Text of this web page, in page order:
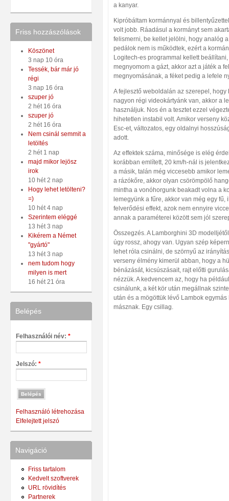
Friss hozzászólások
Köszönet
3 nap 10 óra
Tessék, bár már jó
régi
3 nap 16 óra
szuper jó
2 hét 16 óra
szuper jó
2 hét 16 óra
Nem csinál semmit a
letöltés
2 hét 1 nap
majd mikor lejösz
irok
10 hét 2 nap
Hogy lehet letölteni?
=)
10 hét 4 nap
Szerintem eléggé
13 hét 3 nap
Kikérem a Német
"gyártó"
13 hét 3 nap
nem tudom hogy
milyen is mert
16 hét 21 óra
Belépés
Felhasználói név: *
Jelszó: *
Felhasználó létrehozása
Elfelejtett jelszó
Navigáció
Friss tartalom
Kedvelt szoftverek
URL rövidítés
Partnerek
a kanyar.
Kipróbáltam kormánnyal és
volt jobb. Ráadásul a kormányt sem
felismerni, be kellet jelölni, hogy analóg
pedálok nem is működtek, ezért a
Logitech-es programmal kellett
megnyomom a gázt, akkor azt a játék a
megnyomásának, a féket pedig a lefele
A fejlesztő weboldalán az szerepel, hogy
nagyon régi videokártyánk van, akkor a
használjuk. Nos én a tesztet ezzel
hihetetlen instabil volt. Amikor verseny
Esc-et, változatos, egy oldalnyi
adott.
Az effektek száma, minősége is elég
korábban említett, 20 km/h-nál is
a másik, talán még viccesebb amikor
a rázókőre, akkor olyan csörömpölő
mintha a vonóhorgunk beakadt volna a
lemegyünk a fűre, akkor van még egy fű,
felverődési effekt, azok nem ennyire
annak a paraméterei között sem jól
Összegzés. A Lamborghini 3D
úgy rossz, ahogy van. Ugyan szép
lehet róla csinálni, de szörnyű az
verseny élmény kimerül abban, hogy a
bénázását, kicsúszásait, rajt előtti
nézzük. A kedvencem az, hogy ha
csinálunk, a két kör után megállnak
után és a mögöttük lévő Lambok
másznak. Egy csillag.